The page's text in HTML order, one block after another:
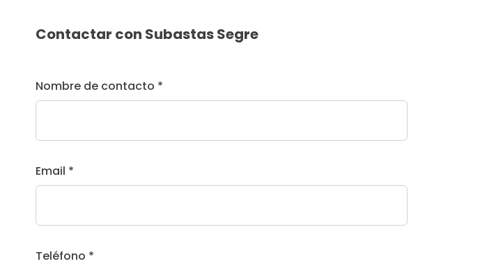
Contactar con Subastas Segre
Nombre de contacto *
Email *
Teléfono *